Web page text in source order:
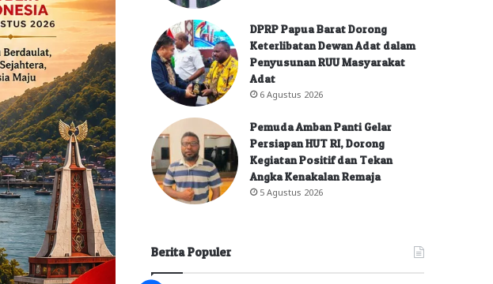
DPRP Papua Barat Dorong
Keterlibatan Dewan Adat dalam
Penyusunan RUU Masyarakat
Adat
6 Agustus 2026
Pemuda Amban Panti Gelar
Persiapan HUT RI, Dorong
Kegiatan Positif dan Tekan
Angka Kenakalan Remaja
5 Agustus 2026
Berita Populer